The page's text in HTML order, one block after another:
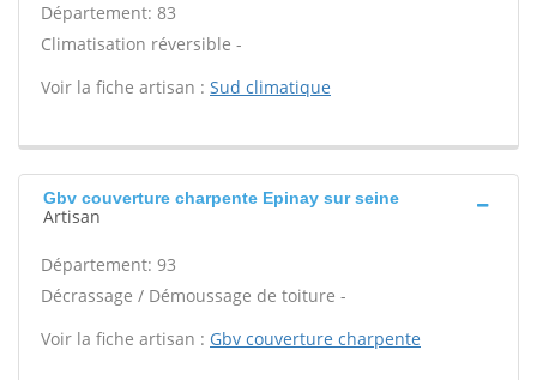
Département: 83
Climatisation réversible -
Voir la fiche artisan : Sud climatique
Gbv couverture charpente Epinay sur seine
Artisan
Département: 93
Décrassage / Démoussage de toiture -
Voir la fiche artisan : Gbv couverture charpente